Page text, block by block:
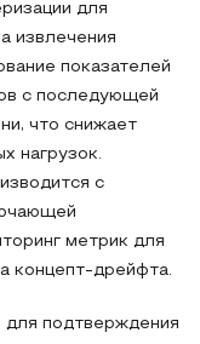
для
извлечения
показателей
с последующей
что снижает
нагрузок.
с
метрик для
концепт‑дрейфта.
для подтверждения